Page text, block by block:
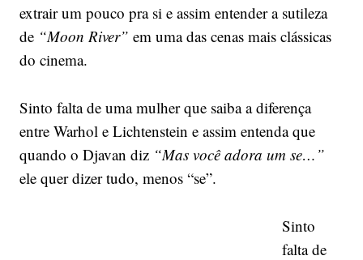
extrair um pouco pra si e assim entender a sutileza
de “Moon River” em uma das cenas mais clássicas
do cinema.
Sinto falta de uma mulher que saiba a diferença
entre Warhol e Lichtenstein e assim entenda que
quando o Djavan diz “Mas você adora um se…”
ele quer dizer tudo, menos “se”.
Sinto
falta de